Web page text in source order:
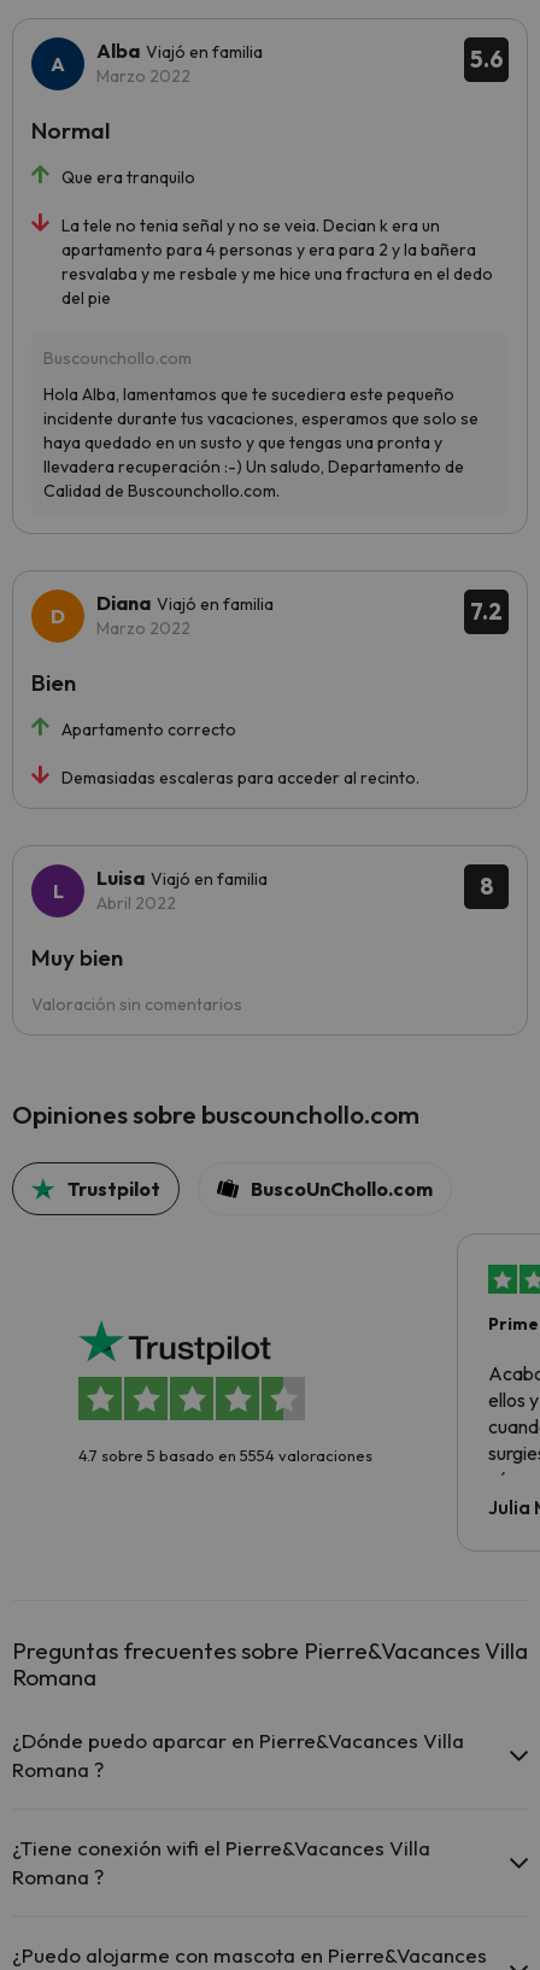
5.6
Alba Viajó en familia
Marzo 2022
Que era tranquilo
La tele no tenia señal y no se veia. Decian k era un
apartamento para 4 personas y era para 2 y la bañera
resvalaba y me resbale y me hice una fractura en el dedo
del pie
Normal
7.2
Diana Viajó en familia
Marzo 2022
Apartamento correcto
Demasiadas escaleras para acceder al recinto.
Bien
8
Luisa Viajó en familia
Abril 2022
Valoración sin comentarios
Muy bien
Opiniones sobre buscounchollo.com
Trustpilot BuscoUnChollo.com
4.7 sobre 5 basado en 5554 valoraciones
ellos
todo
Julia
Preguntas frecuentes sobre Pierre&Vacances Villa
Romana
¿Dónde puedo aparcar en Pierre&Vacances Villa
Romana ?
posibilidades de aparcamiento (bajo disponibilidad):
¿Tiene conexión wifi el Pierre&Vacances Villa
Romana ?
hotel.
¿Puedo alojarme con mascota en Pierre&Vacances